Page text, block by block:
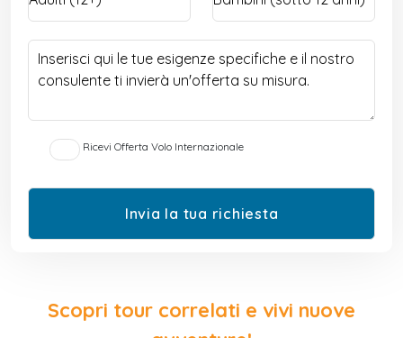
Ricevi Offerta Volo Internazionale
Scopri tour correlati e vivi nuove